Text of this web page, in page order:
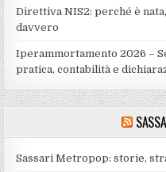
Direttiva NIS2: perché è
davvero
Iperammortamento 2026 –
pratica, contabilità e
Sassari Metropop: storie,